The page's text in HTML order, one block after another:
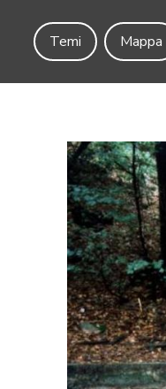
Temi
Mappa